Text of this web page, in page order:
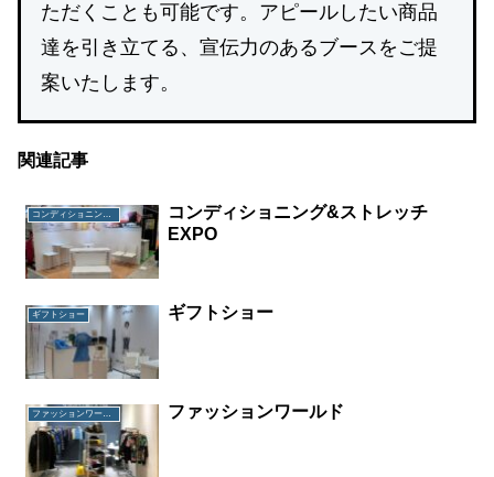
ただくことも可能です。アピールしたい商品
達を引き立てる、宣伝力のあるブースをご提
案いたします。
関連記事
コンディショニング&ストレッチEXPO
コンディショニング&ストレッチ
EXPO
ギフトショー ギフトショー
ファッションワールド ファッションワールド